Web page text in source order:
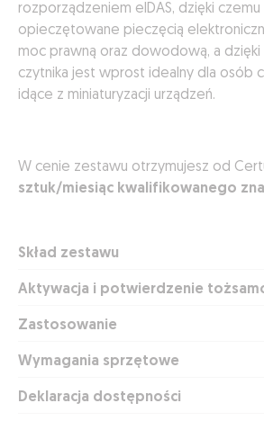
rozporządzeniem eIDAS, dzięki
opieczętowane pieczęcią
moc prawną oraz dowodową, a dzięki
czytnika jest wprost idealny dla osób
idące z miniaturyzacji urządzeń.
W cenie zestawu otrzymujesz od
sztuk/miesiąc kwalifikowanego
Skład zestawu
Aktywacja i potwierdzenie
Zastosowanie
Wymagania sprzętowe
Deklaracja dostępności